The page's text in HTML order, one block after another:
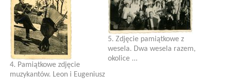
4. Pamiątkowe zdjęcie
muzykantów. Leon i Eugeniusz
5. Zdjęcie pamiątkowe z
wesela. Dwa wesela razem,
okolice ...